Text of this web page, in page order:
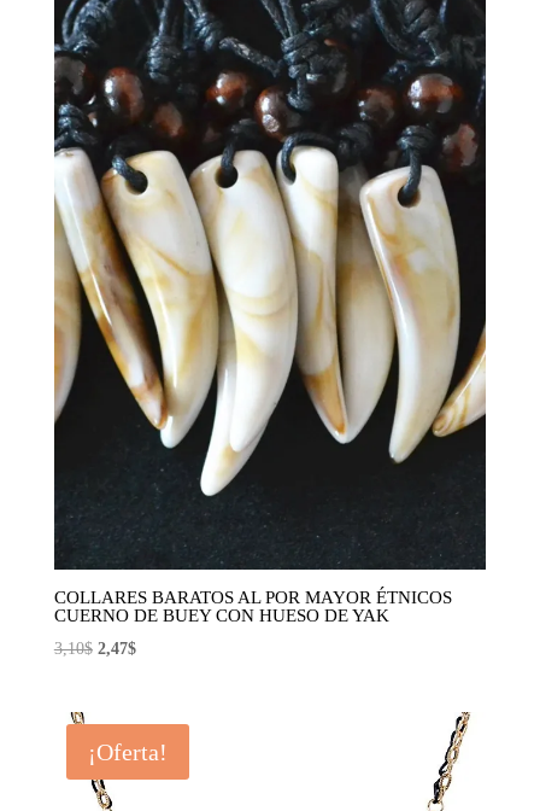
COLLARES BARATOS AL POR MAYOR ÉTNICOS
CUERNO DE BUEY CON HUESO DE YAK
3,10$ El
era:
3,10$.
2,47$El
es:
2,47$.
¡Oferta!